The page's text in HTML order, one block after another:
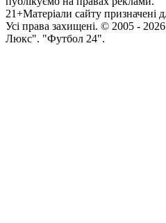
21+Матеріали сайту призначені
Усi права захищенi. © 2005 - 2026
Люкс". "Футбол 24".